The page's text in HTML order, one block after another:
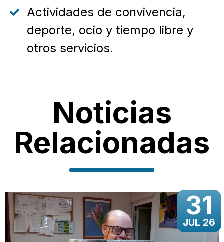
Actividades de convivencia,
deporte, ocio y tiempo libre y
otros servicios.
Noticias
Relacionadas
31
JUL 26